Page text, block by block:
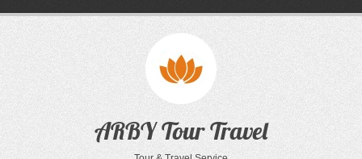
ARBY Tour Travel